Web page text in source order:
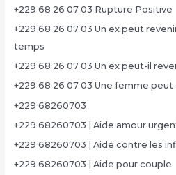
+229 68 26 07 03 Rupture Positive
+229 68 26 07 03 Un ex peut
temps
+229 68 26 07 03 Un ex peut-il
+229 68 26 07 03 Une femme
+229 68260703
+229 68260703 | Aide amour
+229 68260703 | Aide contre les
+229 68260703 | Aide pour couple